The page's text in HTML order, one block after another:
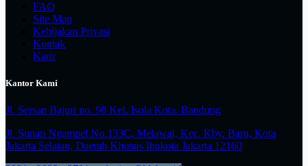
FAQ
Site Map
Kebijakan Privasi
Kontak
Karir
Kantor Kami
Jl. Sersan Bajuri no. 98 Kel. Isola Kota. Bandung
Jl. Sunan Ngampel No.133C, Melawai, Kec. Kby. Baru, Kota
Jakarta Selatan, Daerah Khusus Ibukota Jakarta 12160